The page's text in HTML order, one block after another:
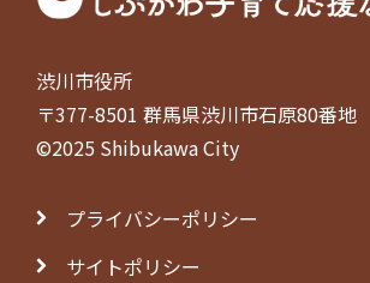
渋川市役所
〒377-8501 群馬県渋川市石原80番地
©2025 Shibukawa City
プライバシーポリシー
サイトポリシー